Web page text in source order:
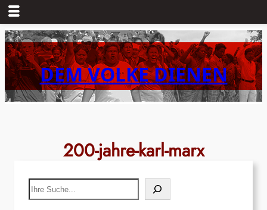
Zum
Inhalt
springenDEM VOLKE DIENEN
200-jahre-karl-marx
Search